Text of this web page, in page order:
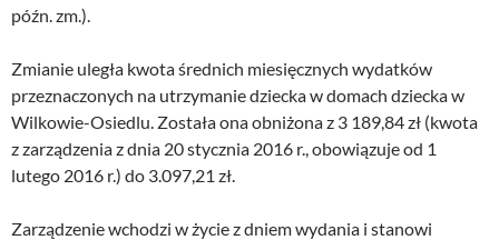
późn. zm.).
Zmianie uległa kwota średnich miesięcznych wydatków
przeznaczonych na utrzymanie dziecka w domach dziecka w
Wilkowie-Osiedlu. Została ona obniżona z 3 189,84 zł (kwota
z zarządzenia z dnia 20 stycznia 2016 r., obowiązuje od 1
lutego 2016 r.) do 3.097,21 zł.
Zarządzenie wchodzi w życie z dniem wydania i stanowi